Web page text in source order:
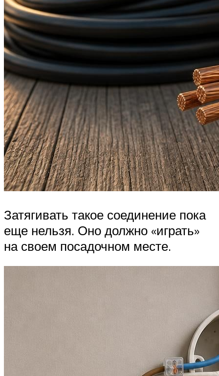
Затягивать такое соединение пока
еще нельзя. Оно должно «играть»
на своем посадочном месте.